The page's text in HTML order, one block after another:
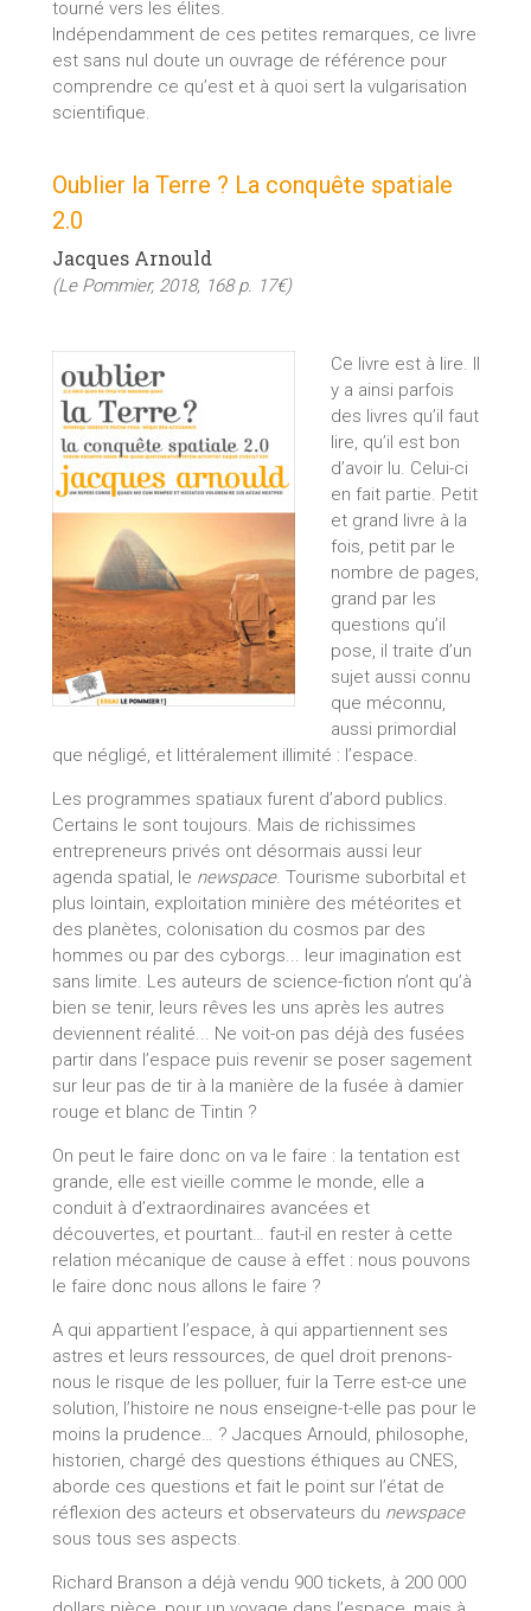
tourné vers les élites.
Indépendamment de ces petites remarques, ce livre
est sans nul doute un ouvrage de référence pour
comprendre ce qu’est et à quoi sert la vulgarisation
scientifique.
Oublier la Terre ? La conquête spatiale
2.0
Jacques Arnould
(Le Pommier, 2018, 168 p. 17€)
Ce livre est à lire. Il
y a ainsi parfois
des livres qu’il faut
lire, qu’il est bon
d’avoir lu. Celui-ci
en fait partie. Petit
et grand livre à la
fois, petit par le
nombre de pages,
grand par les
questions qu’il
pose, il traite d’un
sujet aussi connu
que méconnu,
aussi primordial
que négligé, et littéralement illimité : l’espace.
Les programmes spatiaux furent d’abord publics.
Certains le sont toujours. Mais de richissimes
entrepreneurs privés ont désormais aussi leur
agenda spatial, le newspace. Tourisme suborbital et
plus lointain, exploitation minière des météorites et
des planètes, colonisation du cosmos par des
hommes ou par des cyborgs... leur imagination est
sans limite. Les auteurs de science-fiction n’ont qu’à
bien se tenir, leurs rêves les uns après les autres
deviennent réalité... Ne voit-on pas déjà des fusées
partir dans l’espace puis revenir se poser sagement
sur leur pas de tir à la manière de la fusée à damier
rouge et blanc de Tintin ?
On peut le faire donc on va le faire : la tentation est
grande, elle est vieille comme le monde, elle a
conduit à d’extraordinaires avancées et
découvertes, et pourtant… faut-il en rester à cette
relation mécanique de cause à effet : nous pouvons
le faire donc nous allons le faire ?
A qui appartient l’espace, à qui appartiennent ses
astres et leurs ressources, de quel droit prenons-
nous le risque de les polluer, fuir la Terre est-ce une
solution, l’histoire ne nous enseigne-t-elle pas pour le
moins la prudence… ? Jacques Arnould, philosophe,
historien, chargé des questions éthiques au CNES,
aborde ces questions et fait le point sur l’état de
réflexion des acteurs et observateurs du newspace
sous tous ses aspects.
Richard Branson a déjà vendu 900 tickets, à 200 000